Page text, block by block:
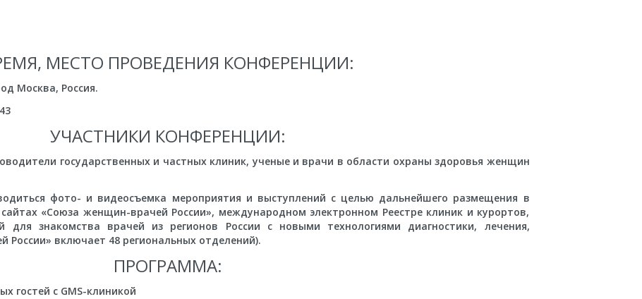
МЕСТО ПРОВЕДЕНИЯ КОНФЕРЕНЦИИ:
Москва, Россия.
УЧАСТНИКИ КОНФЕРЕНЦИИ:
государственных и частных клиник, ученые и врачи в области охраны здоровья женщин
фото- и видеосъемка мероприятия и выступлений с целью дальнейшего размещения в
«Союза женщин-врачей России», международном электронном Реестре клиник и курортов,
для знакомства врачей из регионов России с новыми технологиями диагностики, лечения,
включает 48 региональных отделений).
ПРОГРАММА:
гостей с GMS-клиникой